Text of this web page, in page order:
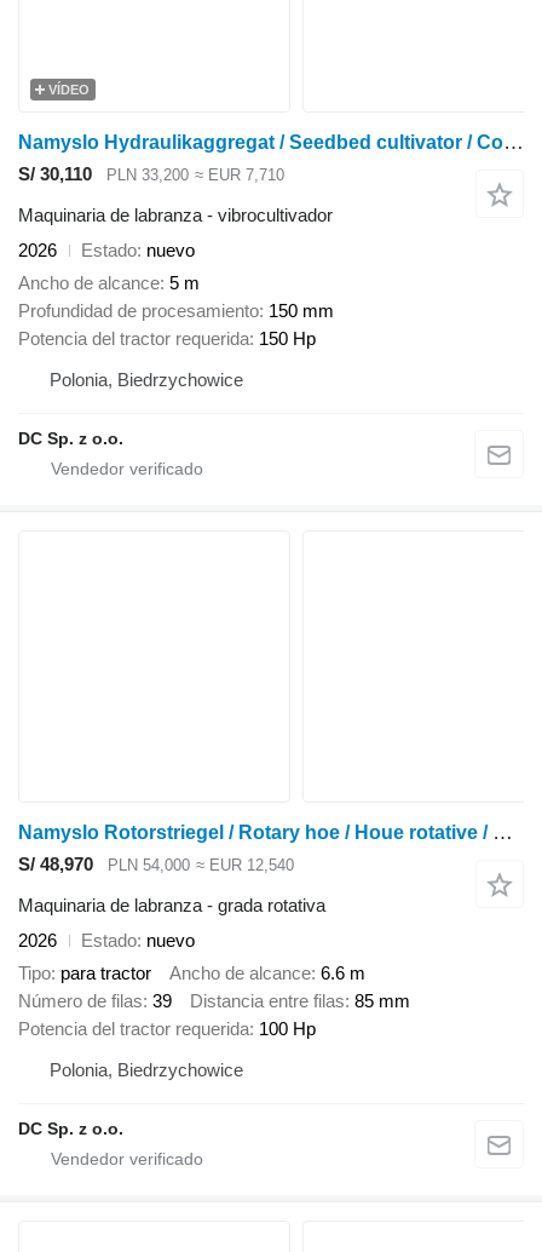
VÍDEO
Namyslo Hydraulikaggregat / Seedbed cultivator / Combiné de préparation
S/ 30,110 PLN 33,200 ≈ EUR 7,710
Maquinaria de labranza - vibrocultivador
2026
Estado nuevo
Ancho de alcance 5 m
Profundidad de procesamiento 150 mm
Potencia del tractor requerida 150 Hp
Polonia, Biedrzychowice
DC Sp. z o.o.
Namyslo Rotorstriegel / Rotary hoe / Houe rotative / Erpice / Pielnik
S/ 48,970 PLN 54,000 ≈ EUR 12,540
Maquinaria de labranza - grada rotativa
2026
Estado nuevo
Tipo para tractor Ancho de alcance 6.6 m
Número de filas 39 Distancia entre filas 85 mm
Potencia del tractor requerida 100 Hp
Polonia, Biedrzychowice
DC Sp. z o.o.